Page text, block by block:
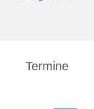
Termine